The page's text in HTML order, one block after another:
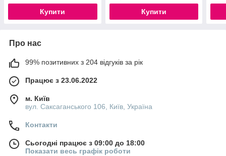
Купити Купити
Про нас
99% позитивних з 204 відгуків за рік
Працює з 23.06.2022
м. Київ
вул. Саксаганського 106, Київ, Україна
Контакти
Сьогодні працює з 09:00 до 18:00
Показати весь графік роботи